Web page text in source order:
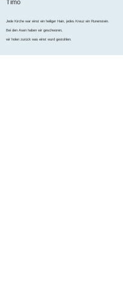
Timo
Jede Kirche war einst ein heiliger Hain, jedes Kreuz ein Runenstein.
Bei den Asen haben wir geschworen,
wir holen zurück was einst wurd gestohlen.